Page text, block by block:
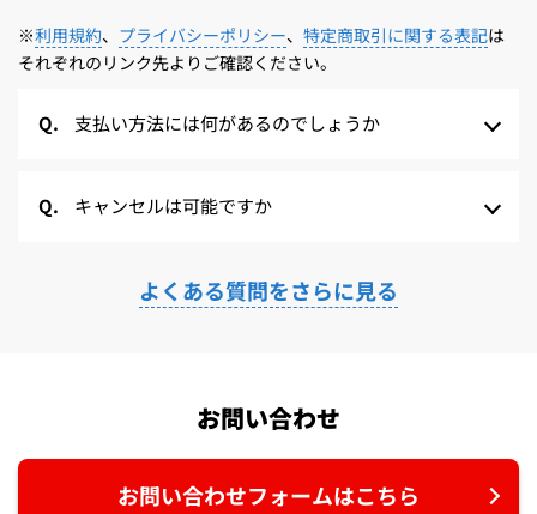
※利用規約、 プライバシーポリシー、 特定商取引に関する表記は
それぞれのリンク先よりご確認ください。
支払い方法には何があるのでしょうか
キャンセルは可能ですか
よくある質問をさらに見る
お問い合わせ
お問い合わせフォームはこちら